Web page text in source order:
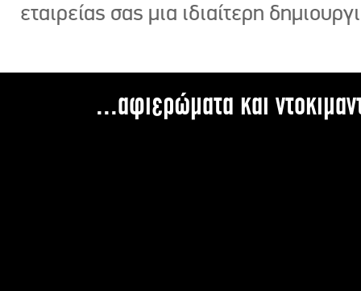
εταιρείας σας μια ιδιαίτερη
...αφιερώματα και